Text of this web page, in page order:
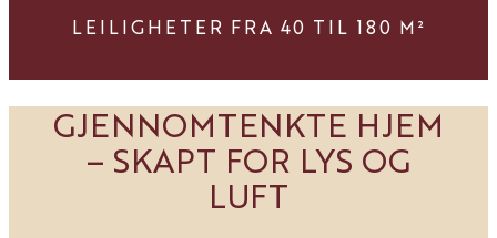
LEILIGHETER FRA 40 TIL 180 M²
GJENNOMTENKTE HJEM
– SKAPT FOR LYS OG
LUFT